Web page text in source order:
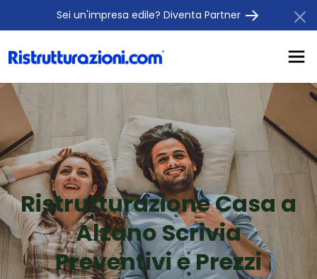
Sei un'impresa edile? Diventa Partner
Ristrutturazione Casa a
Alzano Scrivia
Preventivi e Prezzi